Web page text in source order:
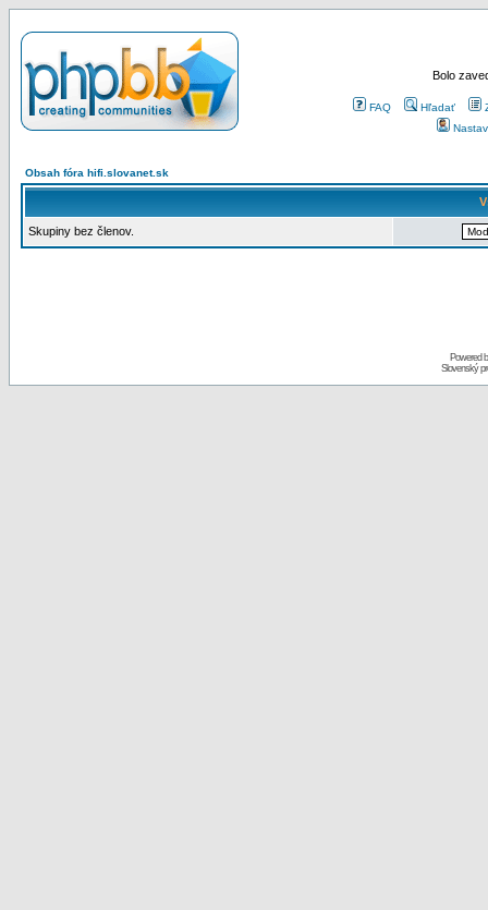
Bolo
FAQ Hľadať
Obsah fóra hifi.slovanet.sk
Skupiny bez členov.
Powered
Slovenský